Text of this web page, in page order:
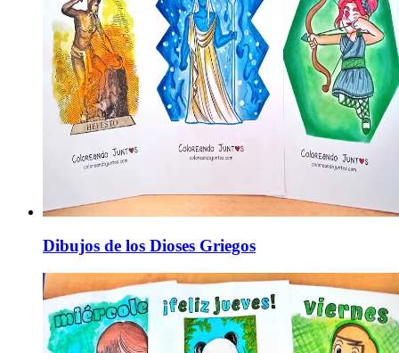
Dibujos de los Dioses Griegos